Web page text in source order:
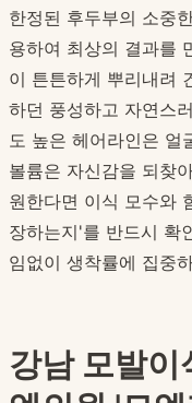
한정된 후두부의 소중
용하여 최상의 결과를
이 튼튼하게 뿌리내려
하던 풍성하고 자연스
도 높은 헤어라인은 얼
볼륨은 자신감을 되찾
원한다면 이식 모수와
장하는지'를 반드시 확
임없이 생착률에 집중
강남 모발이